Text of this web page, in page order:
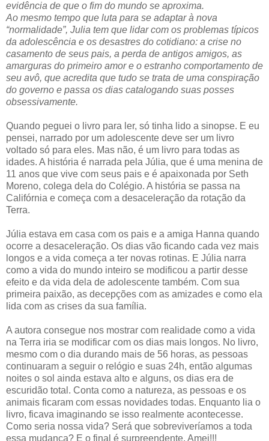
evidência de que o fim do mundo se aproxima.
Ao mesmo tempo que luta para se adaptar à nova
“normalidade”, Julia tem que lidar com os problemas típicos
da adolescência e os desastres do cotidiano: a crise no
casamento de seus pais, a perda de antigos amigos, as
amarguras do primeiro amor e o estranho comportamento de
seu avô, que acredita que tudo se trata de uma conspiração
do governo e passa os dias catalogando suas posses
obsessivamente.
Quando peguei o livro para ler, só tinha lido a sinopse. E eu
pensei, narrado por um adolescente deve ser um livro
voltado só para eles. Mas não, é um livro para todas as
idades. A história é narrada pela Júlia, que é uma menina de
11 anos que vive com seus pais e é apaixonada por Seth
Moreno, colega dela do Colégio. A história se passa na
Califórnia e começa com a desaceleração da rotação da
Terra.
Júlia estava em casa com os pais e a amiga Hanna quando
ocorre a desaceleração. Os dias vão ficando cada vez mais
longos e a vida começa a ter novas rotinas. E Júlia narra
como a vida do mundo inteiro se modificou a partir desse
efeito e da vida dela de adolescente também. Com sua
primeira paixão, as decepções com as amizades e como ela
lida com as crises da sua família.
A autora consegue nos mostrar com realidade como a vida
na Terra iria se modificar com os dias mais longos. No livro,
mesmo com o dia durando mais de 56 horas, as pessoas
continuaram a seguir o relógio e suas 24h, então algumas
noites o sol ainda estava alto e alguns, os dias era de
escuridão total. Conta como a natureza, as pessoas e os
animais ficaram com essas novidades todas. Enquanto lia o
livro, ficava imaginando se isso realmente acontecesse.
Como seria nossa vida? Será que sobreviveríamos a toda
essa mudança? E o final é surpreendente. Amei!!!